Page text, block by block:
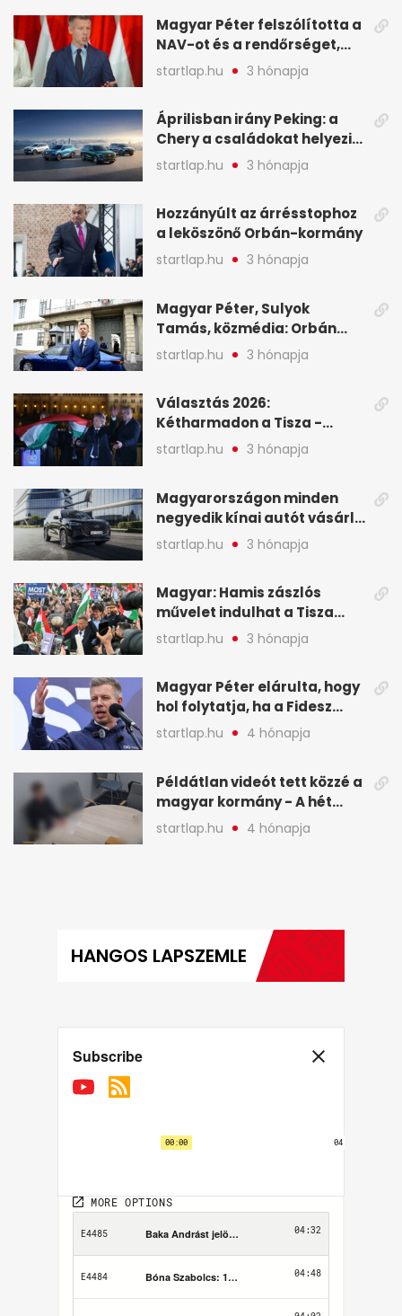
Magyar Péter felszólította a
NAV-ot és a rendőrséget,
tartóztassák le a NER-es
oligarchákat - A hét
startlap.hu 3 hónapja
Áprilisban irány Peking: a
Chery a családokat helyezi
globális mobilitási
programja középpontjába
startlap.hu 3 hónapja
Hozzányúlt az árrésstophoz
a leköszönő Orbán-kormány
startlap.hu 3 hónapja
Magyar Péter, Sulyok
Tamás, közmédia: Orbán
Viktor április 13. óta hallgat,
közben pörögnek az
startlap.hu 3 hónapja
Választás 2026:
Kétharmadon a Tisza -
mutatjuk, hogyan alakulnak
a mandátumok
startlap.hu 3 hónapja
Magyarországon minden
negyedik kínai autót vásárló
a Chery mellett döntött (X)
startlap.hu 3 hónapja
Magyar: Hamis zászlós
művelet indulhat a Tisza
ellen a választás napján - A
hét legfontosabb eseményei
startlap.hu 3 hónapja
Magyar Péter elárulta, hogy
hol folytatja, ha a Fidesz
nyeri a választást - A hét
legfontosabb hírei
startlap.hu 4 hónapja
Példátlan videót tett közzé a
magyar kormány - A hét
legfontosabb hírei
képekben
startlap.hu 4 hónapja
HANGOS LAPSZEMLE